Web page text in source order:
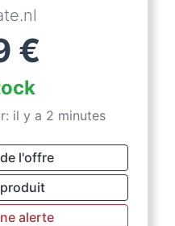
€
il y a 2 minutes
l'offre
alerte